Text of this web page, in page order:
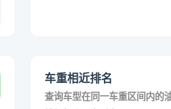
车重相近排名
查询车型在同一车重区间内的